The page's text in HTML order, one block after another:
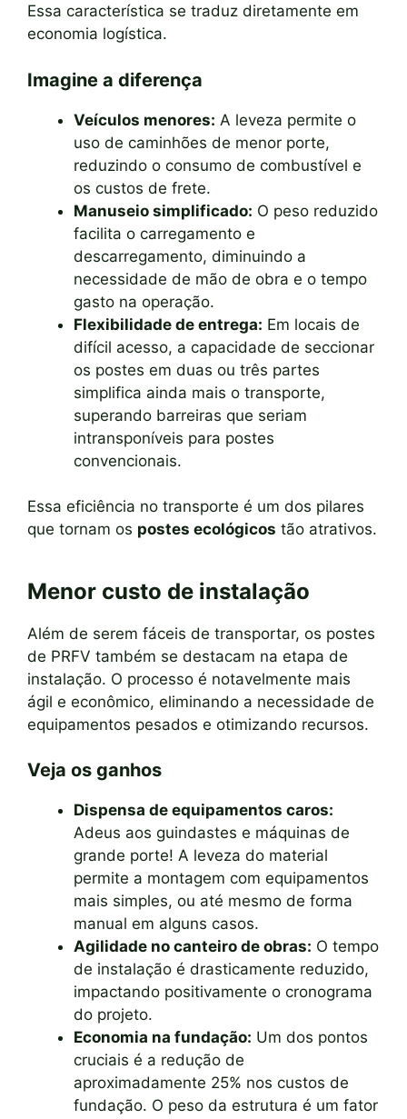
Essa característica se traduz diretamente em
economia logística.
Imagine a diferença
Veículos menores: A leveza permite o
uso de caminhões de menor porte,
reduzindo o consumo de combustível e
os custos de frete.
Manuseio simplificado: O peso reduzido
facilita o carregamento e
descarregamento, diminuindo a
necessidade de mão de obra e o tempo
gasto na operação.
Flexibilidade de entrega: Em locais de
difícil acesso, a capacidade de seccionar
os postes em duas ou três partes
simplifica ainda mais o transporte,
superando barreiras que seriam
intransponíveis para postes
convencionais.
Essa eficiência no transporte é um dos pilares
que tornam os postes ecológicos tão atrativos.
Menor custo de instalação
Além de serem fáceis de transportar, os postes
de PRFV também se destacam na etapa de
instalação. O processo é notavelmente mais
ágil e econômico, eliminando a necessidade de
equipamentos pesados e otimizando recursos.
Veja os ganhos
Dispensa de equipamentos caros:
Adeus aos guindastes e máquinas de
grande porte! A leveza do material
permite a montagem com equipamentos
mais simples, ou até mesmo de forma
manual em alguns casos.
Agilidade no canteiro de obras: O tempo
de instalação é drasticamente reduzido,
impactando positivamente o cronograma
do projeto.
Economia na fundação: Um dos pontos
cruciais é a redução de
aproximadamente 25% nos custos de
fundação. O peso da estrutura é um fator